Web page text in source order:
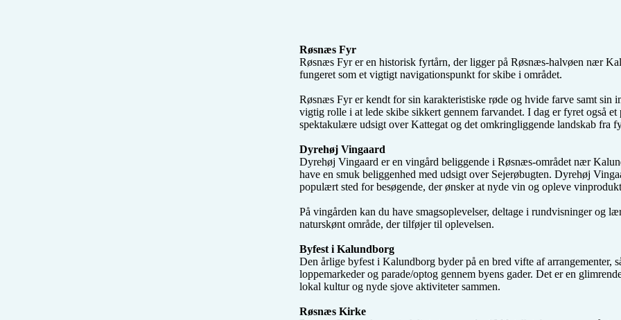
Røsnæs Fyr
Røsnæs Fyr er en historisk fyrtårn, der ligger på Røsnæs-halvøen nær
fungeret som et vigtigt navigationspunkt for skibe i området.
Røsnæs Fyr er kendt for sin karakteristiske røde og hvide farve samt sin
vigtig rolle i at lede skibe sikkert gennem farvandet. I dag er fyret også
spektakulære udsigt over Kattegat og det omkringliggende landskab fra
Dyrehøj Vingaard
Dyrehøj Vingaard er en vingård beliggende i Røsnæs-området nær
have en smuk beliggenhed med udsigt over Sejerøbugten. Dyrehøj
populært sted for besøgende, der ønsker at nyde vin og opleve
På vingården kan du have smagsoplevelser, deltage i rundvisninger og
naturskønt område, der tilføjer til oplevelsen.
Byfest i Kalundborg
Den årlige byfest i Kalundborg byder på en bred vifte af arrangementer,
loppemarkeder og parade/optog gennem byens gader. Det er en
lokal kultur og nyde sjove aktiviteter sammen.
Røsnæs Kirke